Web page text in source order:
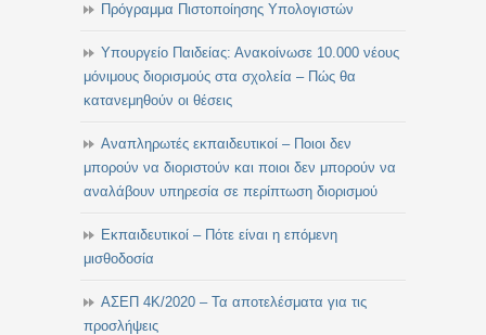
Πρόγραμμα Πιστοποίησης Υπολογιστών
Υπουργείο Παιδείας: Ανακοίνωσε 10.000 νέους
μόνιμους διορισμούς στα σχολεία – Πώς θα
κατανεμηθούν οι θέσεις
Αναπληρωτές εκπαιδευτικοί – Ποιοι δεν
μπορούν να διοριστούν και ποιοι δεν μπορούν να
αναλάβουν υπηρεσία σε περίπτωση διορισμού
Εκπαιδευτικοί – Πότε είναι η επόμενη
μισθοδοσία
ΑΣΕΠ 4Κ/2020 – Τα αποτελέσματα για τις
προσλήψεις